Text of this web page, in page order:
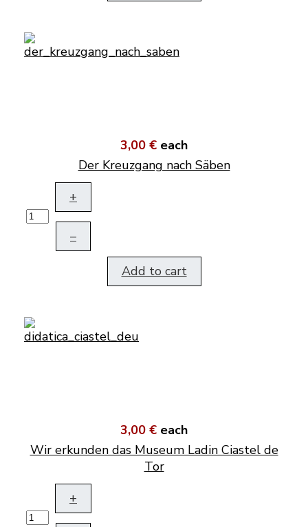
3,00 € each
Der Kreuzgang nach Säben
+
–
Add to cart
3,00 € each
Wir erkunden das Museum Ladin Ciastel de
Tor
+